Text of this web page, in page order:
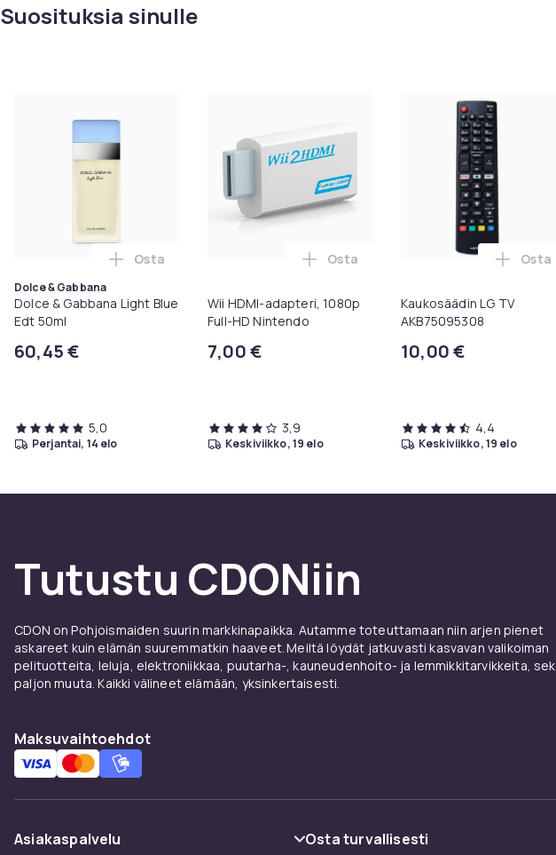
Suosituksia sinulle
Dolce & Gabbana
Dolce & Gabbana Light Blue
Edt 50ml
60,45 €
Lisää Dolce & Gabbana Light Blue Edt 50ml ostoskoriin
Osta
5,0
perjantai, 14 elo
Wii HDMI-adapteri, 1080p
Full-HD Nintendo
7,00 €
Lisää Wii HDMI-adapteri, 1080p
Osta
3,9
keskiviikko, 19 elo
Kaukosäädin LG TV
AKB75095308
10,00 €
Osta
4,4
keskiviikko, 19 elo
Tutustu CDONiin
CDON on Pohjoismaiden suurin markkinapaikka. Autamme toteuttamaan niin arjen pienet
askareet kuin elämän suuremmatkin haaveet. Meiltä löydät jatkuvasti kasvavan valikoiman
pelituotteita, leluja, elektroniikkaa, puutarha-, kauneudenhoito- ja lemmikkitarvikkeita,
paljon muuta. Kaikki välineet elämään, yksinkertaisesti.
Maksuvaihtoehdot
Asiakaspalvelu Osta turvallisesti